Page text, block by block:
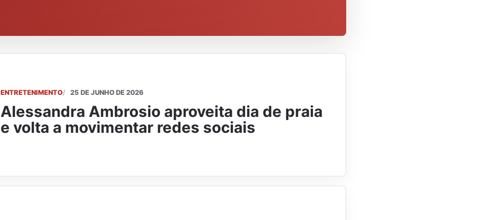
ENTRETENIMENTO 25 DE JUNHO DE 2026
Alessandra Ambrosio aproveita dia de praia
e volta a movimentar redes sociais